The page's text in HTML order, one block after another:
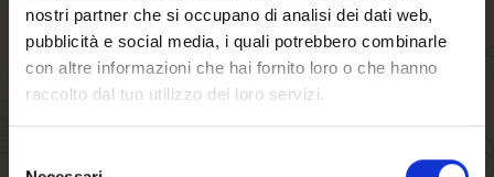
nostri partner che si occupano di analisi dei dati web,
pubblicità e social media, i quali potrebbero combinarle
con altre informazioni che hai fornito loro o che hanno
raccolto dal tuo utilizzo dei loro servizi.
Malzaromen und seiner ausgewogenen Rauchigkeit
überzeugen.
TER Lignum ist sowohl konzeptionell als auch durch sein
markantes Packaging in sich schlüssig und dabei sich zu